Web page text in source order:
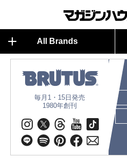
All Brands
毎月1・15日発売
1980年創刊